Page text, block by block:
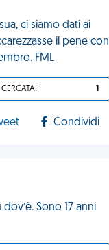
ci siamo dati ai
il pene con
FML
1
Condividi
Sono 17 anni